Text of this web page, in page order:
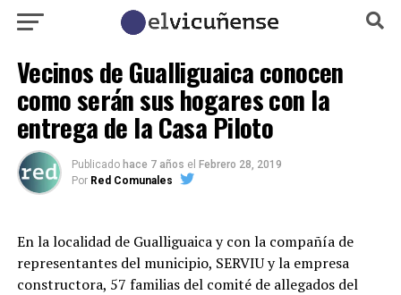
Vecinos de Gualliguaica conocen
como serán sus hogares con la
entrega de la Casa Piloto
Publicado hace 7 años el Febrero 28, 2019
Por Red Comunales
En la localidad de Gualliguaica y con la compañía de
representantes del municipio, SERVIU y la empresa
constructora, 57 familias del comité de allegados del